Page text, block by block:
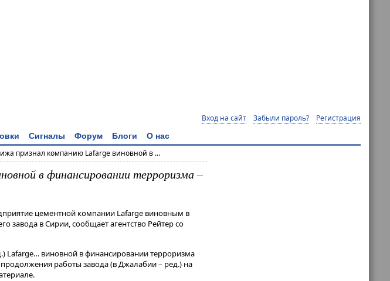
Вход на сайт Забыли пароль? Регистрация
Сигналы Форум Блоги О нас
признал компанию Lafarge виновной в ...
в финансировании терроризма –
цементной компании Lafarge виновным в
завода в Сирии, сообщает агентство Рейтер со
Lafarge… виновной в финансировании терроризма
работы завода (в Джалабии – ред.) на